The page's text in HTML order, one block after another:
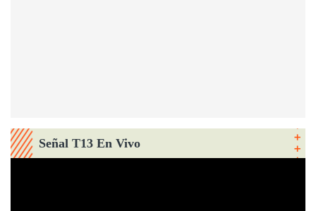
Señal T13 En Vivo